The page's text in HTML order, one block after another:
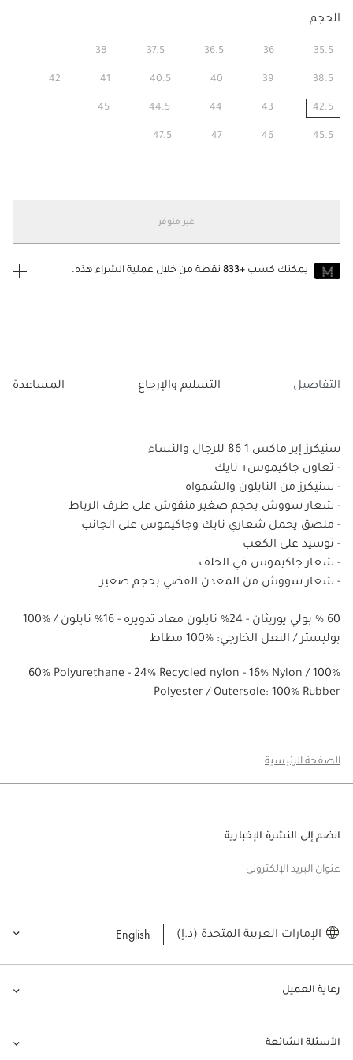
الحجم
35.5
36
36.5
37.5
38
38.5
39
40
40.5
41
42
42.5
43
44
44.5
45
45.5
46
47
47.5
غير متوفر
يمكنك كسب +833
نقطة من خلال عملية الشراء هذه.
التفاصيل التسليم والإرجاع المساعدة
سنيكرز إير ماكس 1 86 للرجال والنساء
- تعاون جاكيموس+ نايك
- سنيكرز من النايلون والشمواه
- شعار سووش بحجم صغير منقوش على طرف الرباط
- ملصق يحمل شعاري نايك وجاكيموس على الجانب
- توسيد على الكعب
- شعار جاكيموس في الخلف
- شعار سووش من المعدن الفضي بحجم صغير
60 % بولي يوريثان - 24% نايلون معاد تدويره - 16% نايلون / %100
بوليستر / النعل الخارجي: %100 مطاط
60% Polyurethane - 24% Recycled nylon - 16% Nylon / 100%
Polyester / Outersole: 100% Rubber
الصفحة الرئيسية
رعاية العميل
الأسئلة الشائعة
انضم إلى النشرة الإخبارية
عنوان البريد الإلكتروني
الإمارات العربية المتحدة (د.إ) English